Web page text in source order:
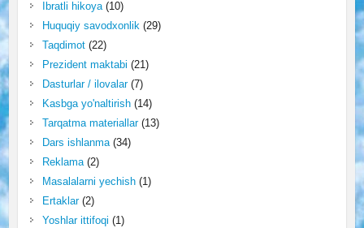
Ibratli hikoya(10)
Huquqiy savodxonlik(29)
Taqdimot(22)
Prezident maktabi (21)
Dasturlar / ilovalar(7)
Kasbga yo'naltirish(14)
Tarqatma materiallar(13)
Dars ishlanma(34)
Reklama(2)
Masalalarni yechish(1)
Ertaklar(2)
Yoshlar ittifoqi (1)